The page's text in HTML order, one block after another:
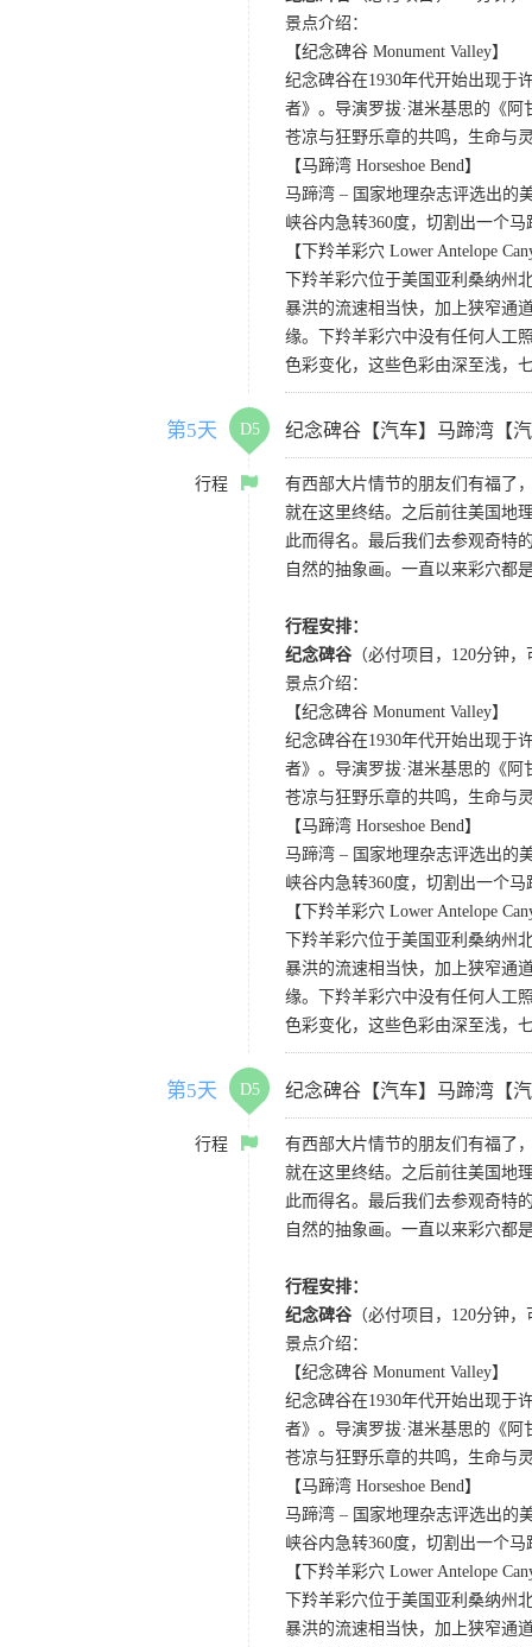
景点介绍：
【纪念碑谷 Monument Valley】
纪念碑谷在1930年代开始出现于
者》。导演罗拔·湛米基思的《
苍凉与狂野乐章的共鸣，生命与
【马蹄湾 Horseshoe Bend】
马蹄湾 – 国家地理杂志评选出的
峡谷内急转360度，切割出一个
【下羚羊彩穴 Lower Antelope
下羚羊彩穴位于美国亚利桑纳
暴洪的流速相当快，加上狭窄通
缘。下羚羊彩穴中没有任何人工
色彩变化，这些色彩由深至浅，
第5天 D5 纪念碑谷【汽车】马蹄湾【
行程
有西部大片情节的朋友们有福了
就在这里终结。之后前往美国地
此而得名。最后我们去参观奇特
自然的抽象画。一直以来彩穴都
行程安排：
纪念碑谷 （必付项目，120分钟
景点介绍：
【纪念碑谷 Monument Valley】
纪念碑谷在1930年代开始出现于
者》。导演罗拔·湛米基思的《
苍凉与狂野乐章的共鸣，生命与
【马蹄湾 Horseshoe Bend】
马蹄湾 – 国家地理杂志评选出的
峡谷内急转360度，切割出一个
【下羚羊彩穴 Lower Antelope
下羚羊彩穴位于美国亚利桑纳
暴洪的流速相当快，加上狭窄通
缘。下羚羊彩穴中没有任何人工
色彩变化，这些色彩由深至浅，
第5天 D5 纪念碑谷【汽车】马蹄湾【
行程
有西部大片情节的朋友们有福了
就在这里终结。之后前往美国地
此而得名。最后我们去参观奇特
自然的抽象画。一直以来彩穴都
行程安排：
纪念碑谷 （必付项目，120分钟
景点介绍：
【纪念碑谷 Monument Valley】
纪念碑谷在1930年代开始出现于
者》。导演罗拔·湛米基思的《
苍凉与狂野乐章的共鸣，生命与
【马蹄湾 Horseshoe Bend】
马蹄湾 – 国家地理杂志评选出的
峡谷内急转360度，切割出一个
【下羚羊彩穴 Lower Antelope
下羚羊彩穴位于美国亚利桑纳
暴洪的流速相当快，加上狭窄通